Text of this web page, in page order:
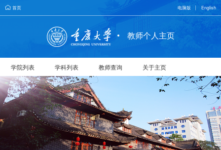
首页 电脑版 English
教师个人主页
学院列表 学科列表 教师查询 关于主页